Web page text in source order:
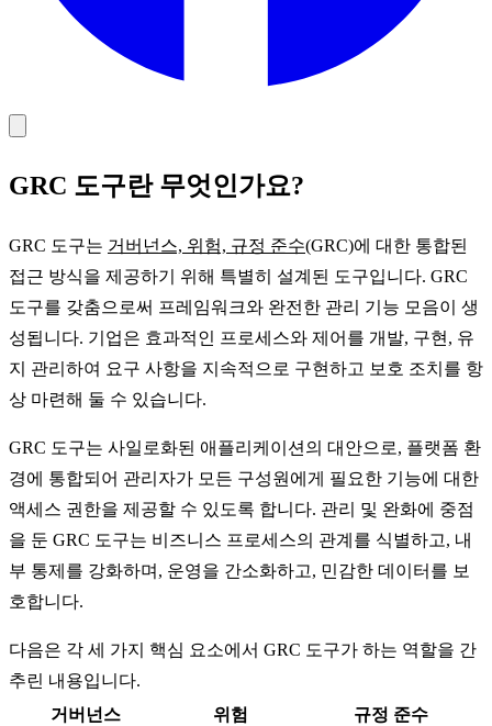
GRC 도구란 무엇인가요?
GRC 도구는 거버넌스, 위험, 규정 준수(GRC)에 대한 통합된
접근 방식을 제공하기 위해 특별히 설계된 도구입니다. GRC
도구를 갖춤으로써 프레임워크와 완전한 관리 기능 모음이 생
성됩니다. 기업은 효과적인 프로세스와 제어를 개발, 구현, 유
지 관리하여 요구 사항을 지속적으로 구현하고 보호 조치를 항
상 마련해 둘 수 있습니다.
GRC 도구는 사일로화된 애플리케이션의 대안으로, 플랫폼 환
경에 통합되어 관리자가 모든 구성원에게 필요한 기능에 대한
액세스 권한을 제공할 수 있도록 합니다. 관리 및 완화에 중점
을 둔 GRC 도구는 비즈니스 프로세스의 관계를 식별하고, 내
부 통제를 강화하며, 운영을 간소화하고, 민감한 데이터를 보
호합니다.
다음은 각 세 가지 핵심 요소에서 GRC 도구가 하는 역할을 간
추린 내용입니다.
거버넌스
위험
규정 준수